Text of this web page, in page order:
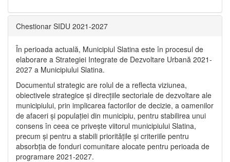
Chestionar SIDU 2021-2027
În perioada actuală, Municipiul Slatina este în procesul de
elaborare a Strategiei Integrate de Dezvoltare Urbană 2021‐
2027 a Municipiului Slatina.
Documentul strategic are rolul de a reflecta viziunea,
obiectivele strategice și direcțiile sectoriale de dezvoltare ale
municipiului, prin implicarea factorilor de decizie, a oamenilor
de afaceri și populației din municipiu, pentru stabilirea unui
consens în ceea ce privește viitorul municipiului Slatina,
precum și pentru a stabili prioritățile și criteriile pentru
absorbția de fonduri comunitare alocate pentru perioada de
programare 2021-2027.